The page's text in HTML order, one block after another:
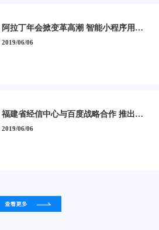
2019/06/06
阿拉丁年会掀变革高潮 智能小程序用开
源助推流量之变
2019/06/06
福建省经信中心与百度战略合作 推出闽
政通智能小程序